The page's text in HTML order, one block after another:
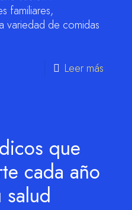
familiares,
variedad de comidas
Leer más
que
cada año